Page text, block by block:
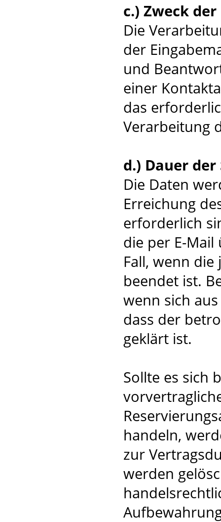
c.) Zweck
Die
der
und
einer
das
Verarbeitung
d.) Dauer
Die Daten
Erreichung
erforderlich
die per E-
Fall, wenn
beendet ist.
wenn sich
dass der
geklärt ist.
Sollte es sich
handeln,
zur
werden